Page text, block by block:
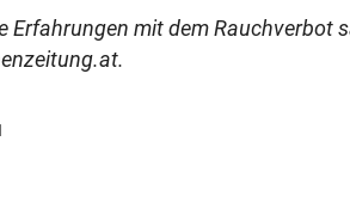
Erfahrungen mit dem Rauchverbot